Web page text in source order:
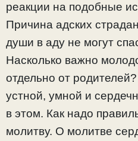
реакции на подобные
Причина адских
души в аду не могут
Насколько важно
отдельно от
устной, умной и
в этом. Как надо
молитву. О молитве